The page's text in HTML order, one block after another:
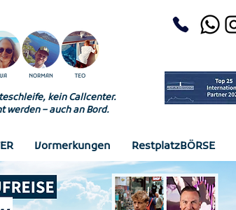
kein Callcenter.
werden – auch an Bord.
Vormerkungen RestplatzBÖRSE